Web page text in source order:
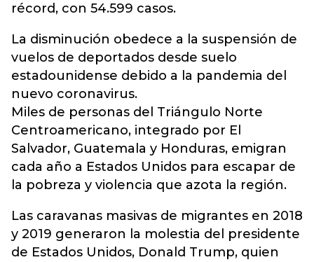
récord, con 54.599 casos.
La disminución obedece a la suspensión de
vuelos de deportados desde suelo
estadounidense debido a la pandemia del
nuevo coronavirus.
Miles de personas del Triángulo Norte
Centroamericano, integrado por El
Salvador, Guatemala y Honduras, emigran
cada año a Estados Unidos para escapar de
la pobreza y violencia que azota la región.
Las caravanas masivas de migrantes en 2018
y 2019 generaron la molestia del presidente
de Estados Unidos, Donald Trump, quien